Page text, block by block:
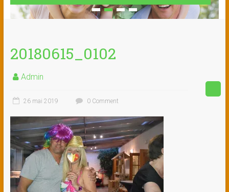
20180615_0102
Admin
26 mai 2019 0 Comment